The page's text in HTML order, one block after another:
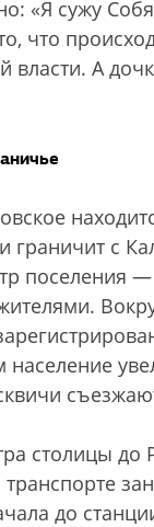
«Я сужу
что
власти. А
с
поселения
население
столицы до
до